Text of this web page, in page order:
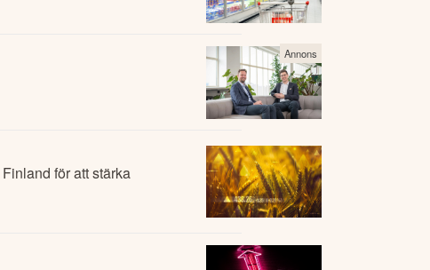
Annons
för att stärka